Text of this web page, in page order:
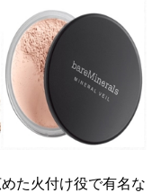
た火付け役で有名な